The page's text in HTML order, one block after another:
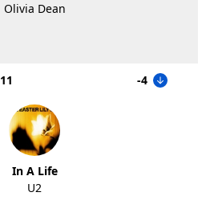
Olivia Dean
11 -4
In A Life
U2